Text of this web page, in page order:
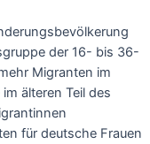
der 16- bis 36-
Migranten im
älteren Teil des
für deutsche Frauen